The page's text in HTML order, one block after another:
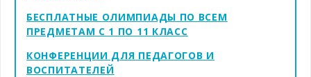
БЕСПЛАТНЫЕ ОЛИМПИАДЫ ПО ВСЕМ
ПРЕДМЕТАМ С 1 ПО 11 КЛАСС
КОНФЕРЕНЦИИ ДЛЯ ПЕДАГОГОВ И
ВОСПИТАТЕЛЕЙ